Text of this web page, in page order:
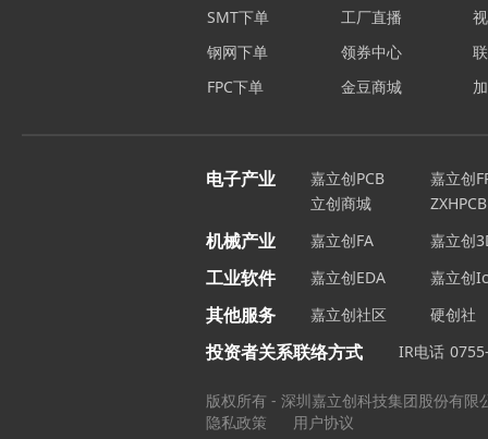
SMT下单
钢网下单
FPC下单
工厂直播
领券中心
金豆商城
电子产业 嘉立创PCB
嘉立创
立创商城
ZXHPCB
机械产业 嘉立创FA 嘉立创
工业软件 嘉立创EDA 嘉立创
其他服务 嘉立创社区 硬创社
投资者关系联络方式 IR电话
版权所有 - 深圳嘉立创科技集团股份有限
隐私政策
用户协议